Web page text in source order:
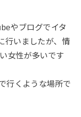
やブログでイタ
行いましたが、情
女性が多いです
行くような場所で